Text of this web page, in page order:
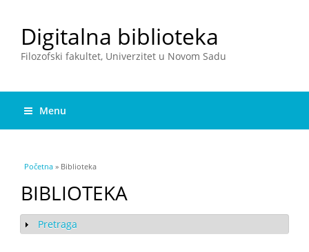
Digitalna biblioteka
Filozofski fakultet, Univerzitet u Novom Sadu
Menu
You are here
Početna » Biblioteka
BIBLIOTEKA
Show
Pretraga